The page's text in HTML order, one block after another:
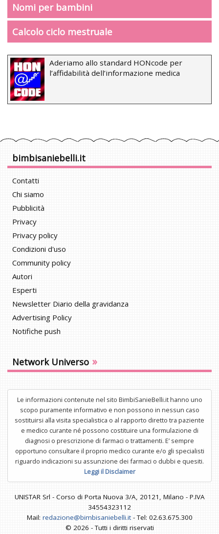
Nomi per bambini
Calcolo ciclo mestruale
Aderiamo allo standard HONcode per
l’affidabilità dell’informazione medica
bimbisaniebelli.it
Contatti
Chi siamo
Pubblicità
Privacy
Privacy policy
Condizioni d'uso
Community policy
Autori
Esperti
Newsletter Diario della gravidanza
Advertising Policy
Notifiche push
Network Universo »
Le informazioni contenute nel sito BimbiSanieBelli.it hanno uno
scopo puramente informativo e non possono in nessun caso
sostituirsi alla visita specialistica o al rapporto diretto tra paziente
e medico curante né possono costituire una formulazione di
diagnosi o prescrizione di farmaci o trattamenti. E’ sempre
opportuno consultare il proprio medico curante e/o gli specialisti
riguardo indicazioni su assunzione dei farmaci o dubbi e quesiti.
Leggi il Disclaimer
UNISTAR Srl - Corso di Porta Nuova 3/A, 20121, Milano - P.IVA
34554323112
Mail: redazione@bimbisaniebelli.it- Tel: 02.63.675.300
© 2026 - Tutti i diritti riservati